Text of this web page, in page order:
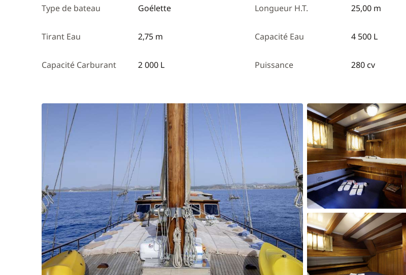
Type de bateau Goélette Longueur H.T. 25,00 m
Tirant Eau 2,75 m Capacité Eau 4 500 L
Capacité Carburant 2 000 L Puissance 280 cv